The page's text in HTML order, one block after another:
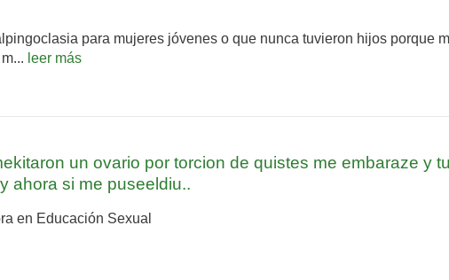
para mujeres jóvenes o que nunca tuvieron hijos porque
leer más
un ovario por torcion de quistes me embaraze y
ahora si me puseeldiu..
en Educación Sexual